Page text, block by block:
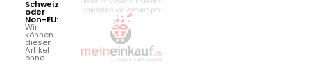
Schweiz
oder
Non-EU:
Wir
können
diesen
Artikel
ohne